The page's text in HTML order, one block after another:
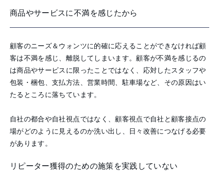
商品やサービスに不満を感じたから
顧客のニーズ＆ウォンツに的確に応えることができなければ顧
客は不満を感じ、離脱してしまいます。顧客が不満を感じるの
は商品やサービスに限ったことではなく、応対したスタッフや
包装・梱包、支払方法、営業時間、駐車場など、その原因はい
たるところに落ちています。
自社の都合や自社視点ではなく、顧客視点で自社と顧客接点の
場がどのように見えるのか洗い出し、日々改善につなげる必要
があります。
リピーター獲得のための施策を実践していない